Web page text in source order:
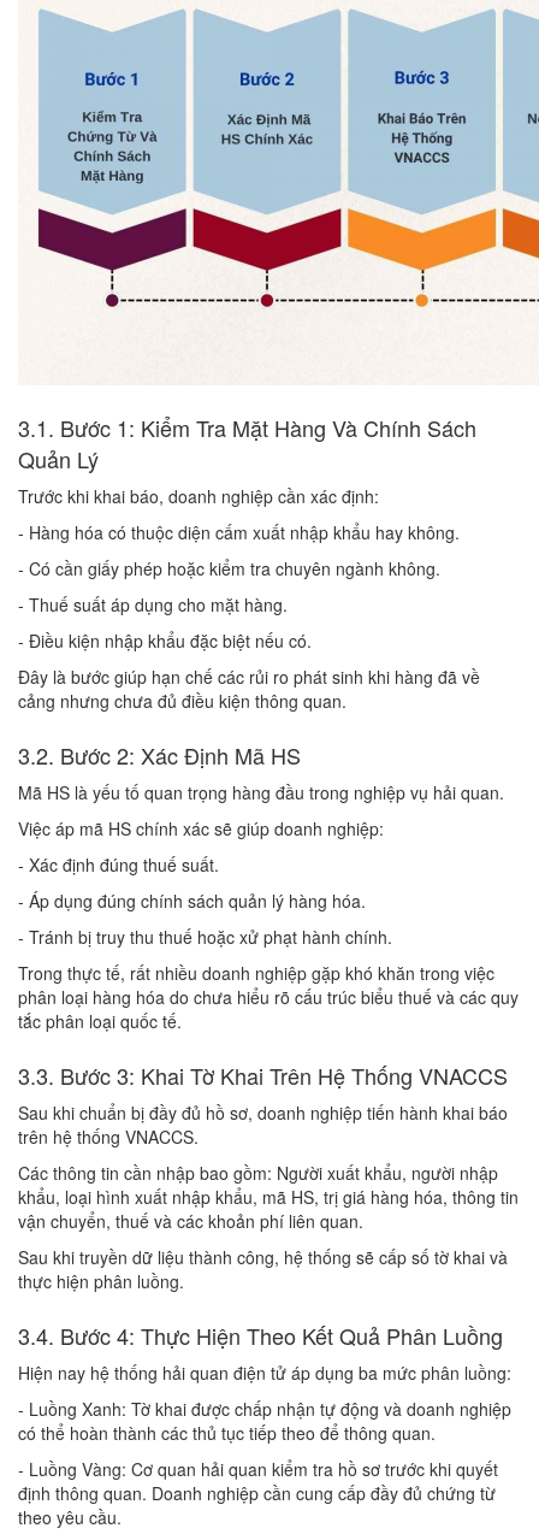
3.1. Bước 1: Kiểm Tra Mặt Hàng Và Chính Sách
Quản Lý
Trước khi khai báo, doanh nghiệp cần xác định:
- Hàng hóa có thuộc diện cấm xuất nhập khẩu hay không.
- Có cần giấy phép hoặc kiểm tra chuyên ngành không.
- Thuế suất áp dụng cho mặt hàng.
- Điều kiện nhập khẩu đặc biệt nếu có.
Đây là bước giúp hạn chế các rủi ro phát sinh khi hàng đã về
cảng nhưng chưa đủ điều kiện thông quan.
3.2. Bước 2: Xác Định Mã HS
Mã HS là yếu tố quan trọng hàng đầu trong nghiệp vụ hải quan.
Việc áp mã HS chính xác sẽ giúp doanh nghiệp:
- Xác định đúng thuế suất.
- Áp dụng đúng chính sách quản lý hàng hóa.
- Tránh bị truy thu thuế hoặc xử phạt hành chính.
Trong thực tế, rất nhiều doanh nghiệp gặp khó khăn trong việc
phân loại hàng hóa do chưa hiểu rõ cấu trúc biểu thuế và các quy
tắc phân loại quốc tế.
3.3. Bước 3: Khai Tờ Khai Trên Hệ Thống VNACCS
Sau khi chuẩn bị đầy đủ hồ sơ, doanh nghiệp tiến hành khai báo
trên hệ thống VNACCS.
Các thông tin cần nhập bao gồm: Người xuất khẩu, người nhập
khẩu, loại hình xuất nhập khẩu, mã HS, trị giá hàng hóa, thông tin
vận chuyển, thuế và các khoản phí liên quan.
Sau khi truyền dữ liệu thành công, hệ thống sẽ cấp số tờ khai và
thực hiện phân luồng.
3.4. Bước 4: Thực Hiện Theo Kết Quả Phân Luồng
Hiện nay hệ thống hải quan điện tử áp dụng ba mức phân luồng:
- Luồng Xanh: Tờ khai được chấp nhận tự động và doanh nghiệp
có thể hoàn thành các thủ tục tiếp theo để thông quan.
- Luồng Vàng: Cơ quan hải quan kiểm tra hồ sơ trước khi quyết
định thông quan. Doanh nghiệp cần cung cấp đầy đủ chứng từ
theo yêu cầu.